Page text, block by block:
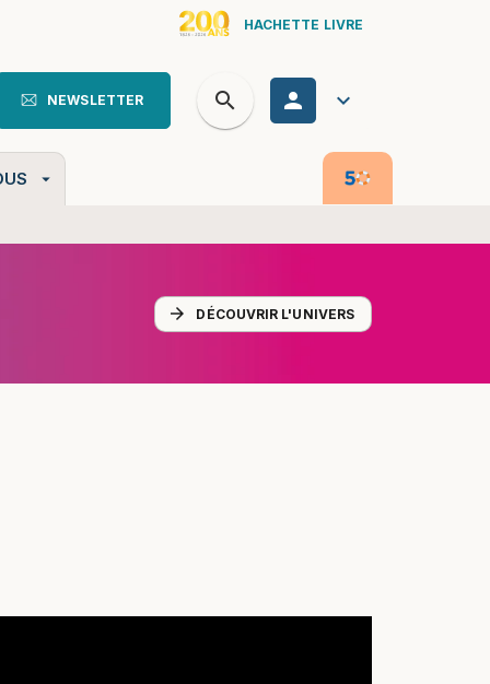
HACHETTE LIVRE
NEWSLETTER search personn keyboard_arrow_down
arrow_drop_down
search
arrow_forward DÉCOUVRIR L'UNIVERS